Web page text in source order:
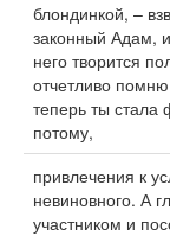
блондинкой, –
законный Адам,
него творится
отчетливо
теперь ты
потому,
привлечения к
невиновного. А
участником и